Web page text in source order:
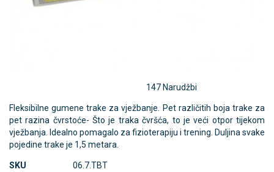
147 Narudžbi
Fleksibilne gumene trake za vježbanje. Pet različitih boja trake za
pet razina čvrstoće- Što je traka čvršća, to je veći otpor tijekom
vježbanja. Idealno pomagalo za fizioterapiju i trening. Duljina svake
pojedine trake je 1,5 metara.
SKU
06.7.TBT